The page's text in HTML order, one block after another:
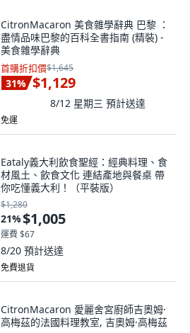
CitronMacaron 美食雜學辭典 巴黎 ：
盡情品味巴黎的百科全書指南 (精裝) -
美食雜學辭典
首購折扣價$1,645
31% $1,129
8/12 星期三 預計送達
免運
Eataly義大利飲食聖經：經典料理、食
材風土、飲食文化 連結產地與餐桌 帶
你吃懂義大利！（平裝版）
$1,280
21%$1,005
運費 $67
8/20 預計送達
免費退貨
CitronMacaron 愛麗舍宮廚師吉奧姆·
高梅茲的法國料理教室, 吉奧姆·高梅茲